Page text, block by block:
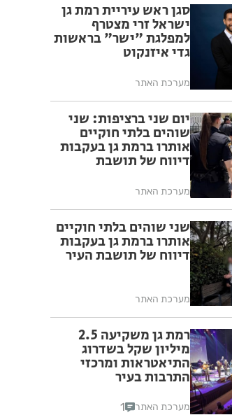
סגן ראש עיריית רמת גן
ישראל זרי מצטרף
למפלגת "ישר" בראשות
גדי איזנקוט
מערכת האתר
יום שני ברציפות: שני
שוהים בלתי חוקיים
אותרו ברמת גן בעקבות
דיווח של תושבת
מערכת האתר
שני שוהים בלתי חוקיים
אותרו ברמת גן בעקבות
דיווח של תושבת העיר
מערכת האתר
רמת גן משקיעה 2.5
מיליון שקל בשדרוג
התיאטראות ומרכזי
התרבות בעיר
מערכת האתר 1